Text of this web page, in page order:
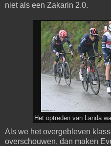
niet als een Zakarin 2.0.
Het optreden van Landa
Als we het overgebleven
overschouwen, dan maken